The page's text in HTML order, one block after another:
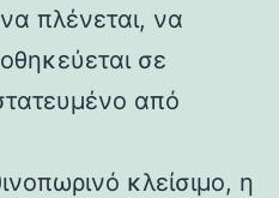
πλένεται, να
σε
από
κλείσιμο, η